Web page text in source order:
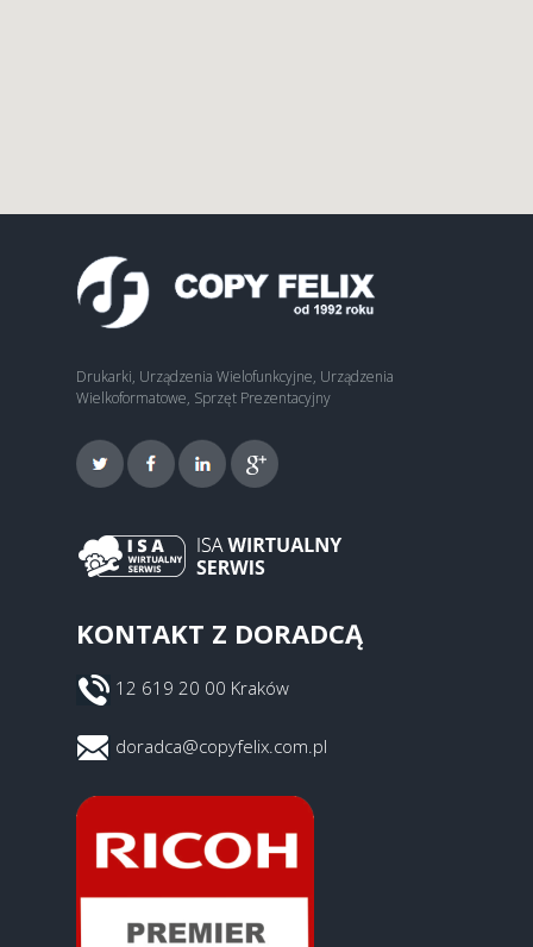
Drukarki, Urządzenia Wielofunkcyjne, Urządzenia
Wielkoformatowe, Sprzęt Prezentacyjny
KONTAKT Z DORADCĄ
12 619 20 00 Kraków
doradca@copyfelix.com.pl